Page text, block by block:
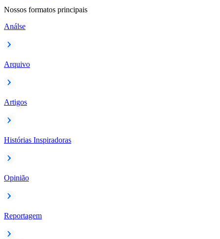
Nossos formatos principais
Análse
Arquivo
Artigos
Histórias Inspiradoras
Opinião
Reportagem